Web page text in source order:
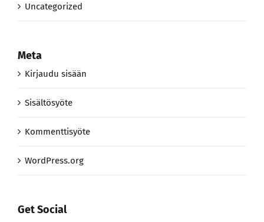
Uncategorized
Meta
Kirjaudu sisään
Sisältösyöte
Kommenttisyöte
WordPress.org
Get Social